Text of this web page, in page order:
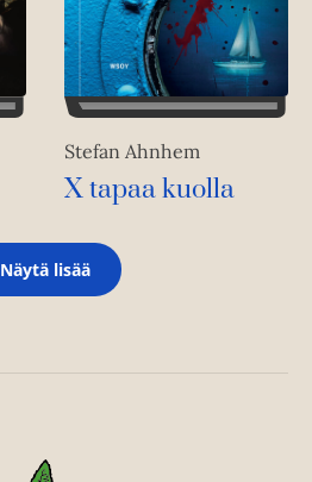
Stefan Ahnhem
X tapaa kuolla
Näytä lisää